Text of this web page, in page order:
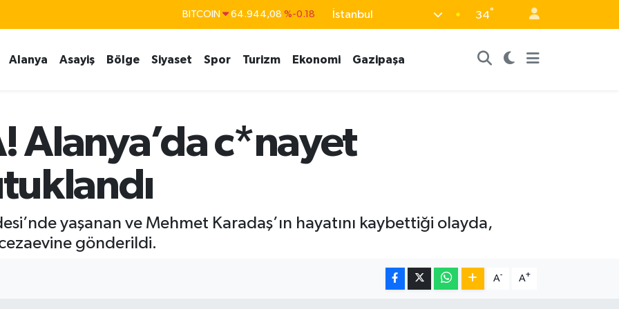
DOLAR 47,7436 %0.18
STERLİN 64,4811 %0.38
BITCOIN 64.944,08 %-0.18
İstanbul 34°
Alanya Asayiş Bölge Siyaset Spor Turizm Ekonomi Gazipaşa
Alanya’da c*nayet
yaşanan ve Mehmet Karadaş’ın hayatını kaybettiği olayda,
gönderildi.
A- A+